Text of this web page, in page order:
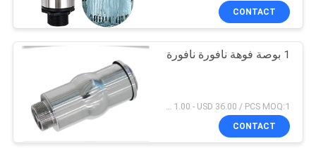
CONTACT
1 بوصة فوهة نافورة نافورة
USD 1.00 - USD 36.00 / PCS MOQ:1 قطعة
CONTACT